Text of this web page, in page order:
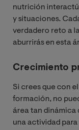
nutrición
y situaciones.
verdadero reto a
aburrirás en esta
Crecimiento
Si crees que con
formación, no
área tan dinámica
una actividad para